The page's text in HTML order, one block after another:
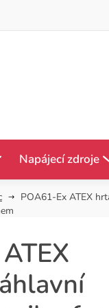
Napájecí zdroje
POA61-Ex ATEX